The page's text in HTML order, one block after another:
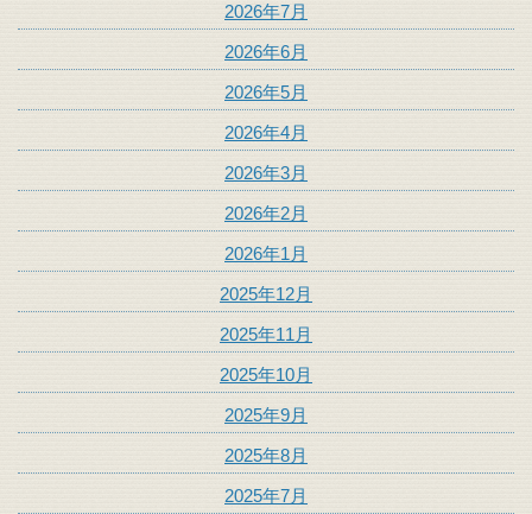
2026年7月
2026年6月
2026年5月
2026年4月
2026年3月
2026年2月
2026年1月
2025年12月
2025年11月
2025年10月
2025年9月
2025年8月
2025年7月